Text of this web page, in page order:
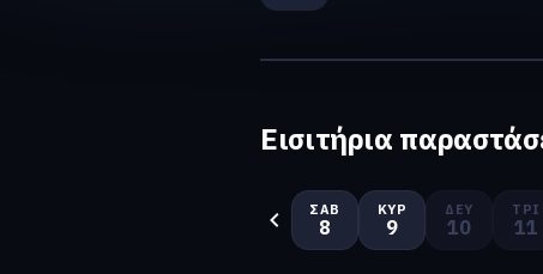
Εισιτήρια
ΣΆΒ
8
ΚΥΡ
9
ΔΕΥ
10
ΤΡΊ
11